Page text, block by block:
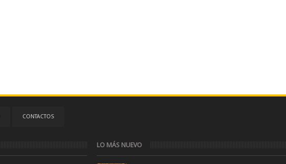
CONTACTOS
LO MÁS NUEVO